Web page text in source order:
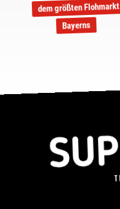
dem größten Flohmarkt
Bayerns